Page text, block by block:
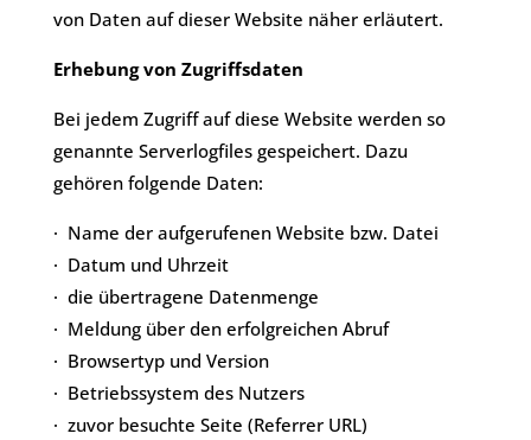
von Daten auf dieser Website näher erläutert.
Erhebung von Zugriffsdaten
​Bei jedem Zugriff auf diese Website werden so
genannte Serverlogfiles gespeichert. Dazu
gehören folgende Daten:
· Name der aufgerufenen Website bzw. Datei
· Datum und Uhrzeit
· die übertragene Datenmenge
· Meldung über den erfolgreichen Abruf
· Browsertyp und Version
· Betriebssystem des Nutzers
· zuvor besuchte Seite (Referrer URL)